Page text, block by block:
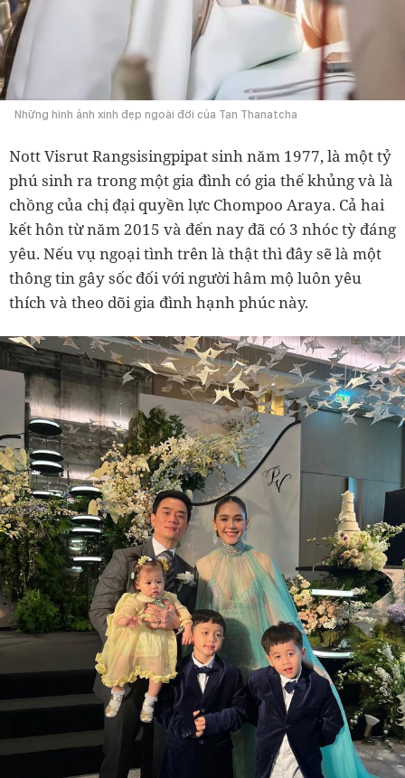
Những hình ảnh xinh đẹp ngoài đời của Tan Thanatcha
Nott Visrut Rangsisingpipat sinh năm 1977, là một tỷ
phú sinh ra trong một gia đình có gia thế khủng và là
chồng của chị đại quyền lực Chompoo Araya. Cả hai
kết hôn từ năm 2015 và đến nay đã có 3 nhóc tỳ đáng
yêu. Nếu vụ ngoại tình trên là thật thì đây sẽ là một
thông tin gây sốc đối với người hâm mộ luôn yêu
thích và theo dõi gia đình hạnh phúc này.